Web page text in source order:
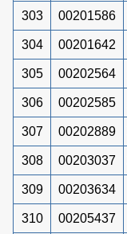
303 00201586
304 00201642
305 00202564
306 00202585
307 00202889
308 00203037
309 00203634
310 00205437